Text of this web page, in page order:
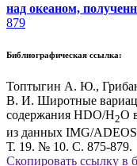
над океаном,
879
Библиографическая ссылка:
Топтыгин А. Ю.,
В. И. Широтные
содержания HDO/H2O
из данных IMG/
Т. 19. № 10. С. 875-879.
Скопировать ссылку в